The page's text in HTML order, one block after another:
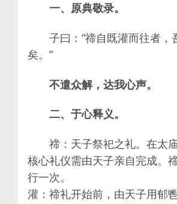
一、原典敬录。
子曰：“禘自既灌而往者，
矣。”
不遣众解，达我心声。
二、于心释义。
禘：天子祭祀之礼。在太
核心礼仪需由天子亲自完成。
行一次。
灌：禘礼开始前，由天子用郁